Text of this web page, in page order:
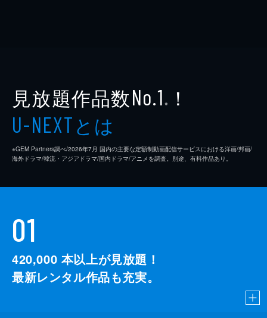
見放題作品数No.1 ※ ！
U-NEXTとは
※GEM Partners調べ/2026年7⽉ 国内の主要な定額制動画配信サービスにおける洋画/邦画/
海外ドラマ/韓流・アジアドラマ/国内ドラマ/アニメを調査。別途、有料作品あり。
01
420,000 本以上が見放題！
最新レンタル作品も充実。